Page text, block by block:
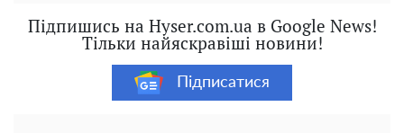
Підпишись на Hyser.com.ua в Google News!
Тільки найяскравіші новини!
Підписатися